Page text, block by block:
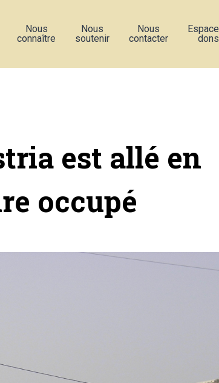
Nous
connaître
Nous
soutenir
Nous
contacter
Espace
dons
est allé en
occupé